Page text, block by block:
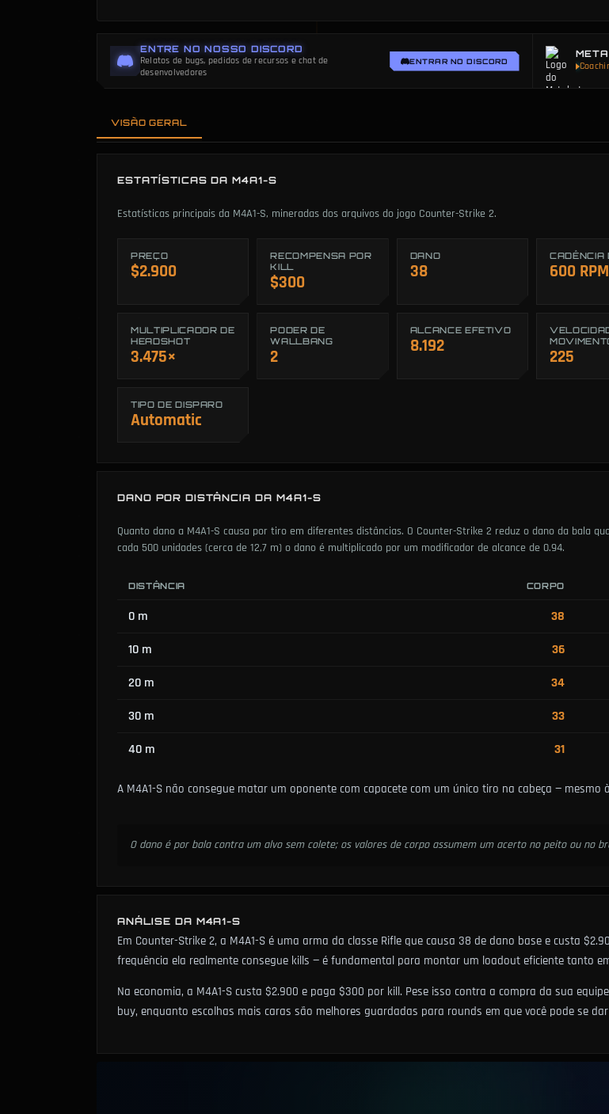
ENTRE NO NOSSO DISCORD
Relatos de bugs, pedidos de recursos e chat de
desenvolvedores
ENTRAR NO DISCORD
VISÃO GERAL
ESTATÍSTICAS DA M4A1-S
Estatísticas principais da M4A1-S, mineradas dos arquivos do jogo Counter-Strike 2.
PREÇO
$2.900
RECOMPENSA POR
KILL
$300
DANO
38
CADÊNCIA
600 RPM
MULTIPLICADOR DE
HEADSHOT
3.475×
PODER DE
WALLBANG
2
ALCANCE EFETIVO
8.192
225
TIPO DE DISPARO
Automatic
DANO POR DISTÂNCIA DA M4A1-S
Quanto dano a M4A1-S causa por tiro em diferentes distâncias. O Counter-Strike 2 reduz o dano da bala
cada 500 unidades (cerca de 12,7 m) o dano é multiplicado por um modificador de alcance de 0.94.
DISTÂNCIA CORPO
0 m 38
10 m
36
20 m
34
30 m
33
40 m
31
A M4A1-S não consegue matar um oponente com capacete com um único tiro na cabeça —
O dano é por bala contra um alvo sem colete; os valores de corpo assumem um acerto no peito ou no
ANÁLISE DA M4A1-S
Em Counter-Strike 2, a M4A1-S é uma arma da classe Rifle que causa 38 de dano base e custa
frequência ela realmente consegue kills — é fundamental para montar um loadout eficiente tanto
Na economia, a M4A1-S custa $2.900 e paga $300 por kill. Pese isso contra a compra da sua
buy, enquanto escolhas mais caras são melhores guardadas para rounds em que você pode se